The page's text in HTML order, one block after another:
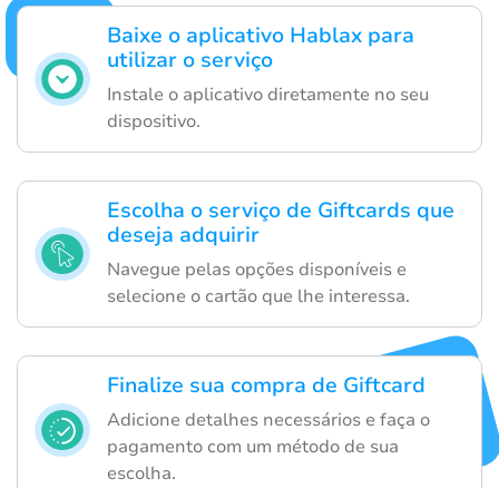
Baixe o aplicativo Hablax para
utilizar o serviço
Instale o aplicativo diretamente no seu
dispositivo.
Escolha o serviço de Giftcards que
deseja adquirir
Navegue pelas opções disponíveis e
selecione o cartão que lhe interessa.
Finalize sua compra de Giftcard
Adicione detalhes necessários e faça o
pagamento com um método de sua
escolha.